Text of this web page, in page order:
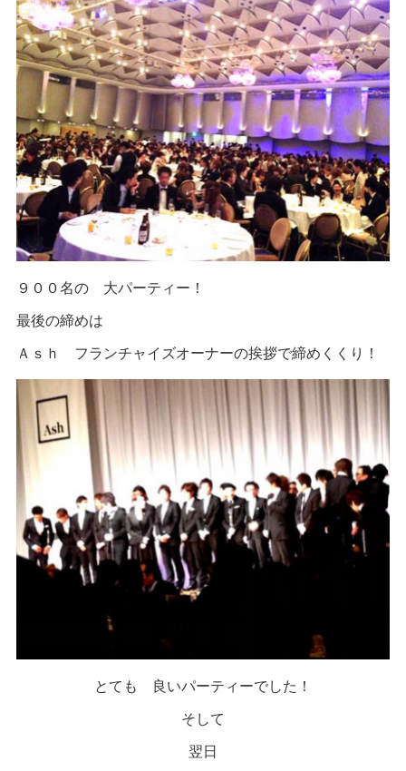
９００名の 大パーティー！
最後の締めは
Ａｓｈ フランチャイズオーナーの挨拶で締めくくり！
とても 良いパーティーでした！
そして
翌日